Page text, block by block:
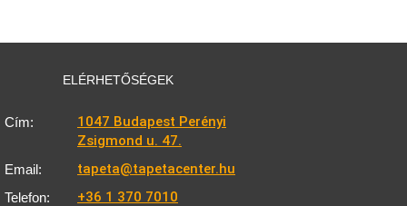
ELÉRHETŐSÉGEK
Cím:
1047 Budapest Perényi
Zsigmond u. 47.
Email: tapeta@tapetacenter.hu
Telefon: +36 1 370 7010